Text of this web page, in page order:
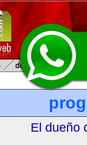
El dueño